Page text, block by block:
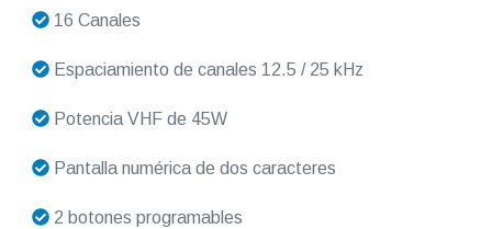
16 Canales
Espaciamiento de canales 12.5 / 25 kHz
Potencia VHF de 45W
Pantalla numérica de dos caracteres
2 botones programables